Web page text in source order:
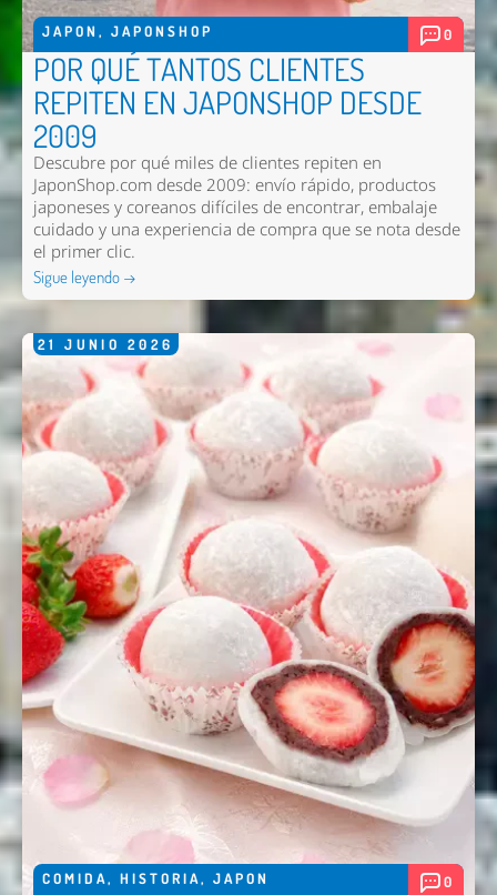
JAPON , JAPONSHOP 0
POR QUÉ TANTOS CLIENTES
REPITEN EN JAPONSHOP DESDE
2009
Descubre por qué miles de clientes repiten en
JaponShop.com desde 2009: envío rápido, productos
japoneses y coreanos difíciles de encontrar, embalaje
cuidado y una experiencia de compra que se nota desde
el primer clic.
Sigue leyendo →
21 JUNIO 2026
COMIDA, HISTORIA, JAPON 0
Nombre *
Email *
Comentario *